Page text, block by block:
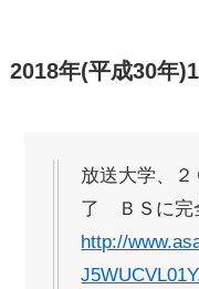
2018年(平成30年
放送大学、
了 ＢＳに完
http://